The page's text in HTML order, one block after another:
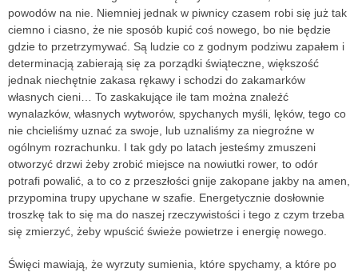
powodów na nie. Niemniej jednak w piwnicy czasem robi się już tak
ciemno i ciasno, że nie sposób kupić coś nowego, bo nie będzie
gdzie to przetrzymywać. Są ludzie co z godnym podziwu zapałem i
determinacją zabierają się za porządki świąteczne, większość
jednak niechętnie zakasa rękawy i schodzi do zakamarków
własnych cieni… To zaskakujące ile tam można znaleźć
wynalazków, własnych wytworów, spychanych myśli, lęków, tego co
nie chcieliśmy uznać za swoje, lub uznaliśmy za niegroźne w
ogólnym rozrachunku. I tak gdy po latach jesteśmy zmuszeni
otworzyć drzwi żeby zrobić miejsce na nowiutki rower, to odór
potrafi powalić, a to co z przeszłości gnije zakopane jakby na amen,
przypomina trupy upychane w szafie. Energetycznie dosłownie
troszkę tak to się ma do naszej rzeczywistości i tego z czym trzeba
się zmierzyć, żeby wpuścić świeże powietrze i energię nowego.
Święci mawiają, że wyrzuty sumienia, które spychamy, a które po